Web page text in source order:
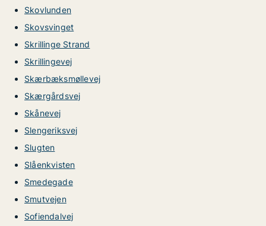
Skovlunden
Skovsvinget
Skrillinge Strand
Skrillingevej
Skærbæksmøllevej
Skærgårdsvej
Skånevej
Slengeriksvej
Slugten
Slåenkvisten
Smedegade
Smutvejen
Sofiendalvej